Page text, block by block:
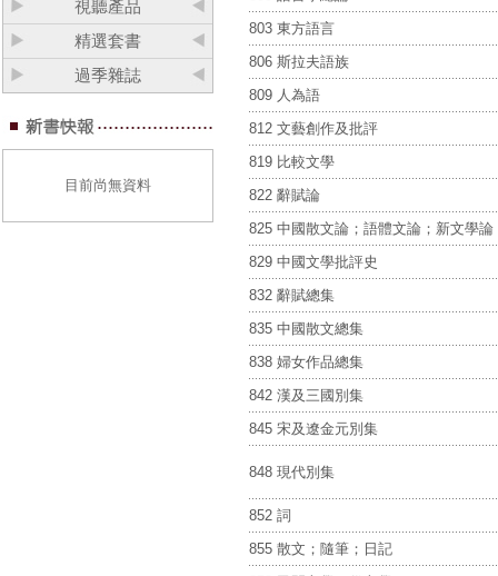
視聽產品
精選套書
過季雜誌
目前尚無資料
803 東方語言
806 斯拉夫語族
809 人為語
812 文藝創作及批評
819 比較文學
822 辭賦論
825 中國散文論；語體文論；新文學論
829 中國文學批評史
832 辭賦總集
835 中國散文總集
838 婦女作品總集
842 漢及三國別集
845 宋及遼金元別集
848 現代別集
852 詞
855 散文；隨筆；日記